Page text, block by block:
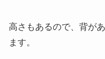
高さもあるので、背が
ます。